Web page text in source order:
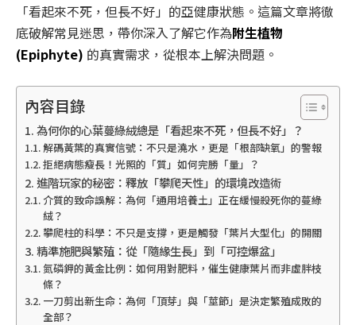
「看起來不死，但長不好」的亞健康狀態。這篇文章將徹
底破解常見迷思，帶你深入了解它作為附生植物
(Epiphyte) 的真實需求，從根本上解決問題。
內容目錄
為何你的心葉蔓綠絨總是「看起來不死，但長不好」？
解碼黃葉的真實信號：不只是澆水，更是「根部缺氧」的警報
拒絕病態瘦長！光照的「質」如何完勝「量」？
進階玩家的秘密：釋放「攀爬天性」的環境改造術
介質的致命誤解：為何「通用培養土」正在緩慢殺死你的蔓綠
絨？
攀爬柱的科學：不只是支撐，更是觸發「葉片大型化」的開關
精準施肥與繁殖：從「隨緣生長」到「可控爆盆」
氮磷鉀的黃金比例：如何用對肥料，催生健康葉片而非虛胖枝
條？
一刀剪出新生命：為何「頂芽」與「莖節」是決定繁殖成敗的
全部？